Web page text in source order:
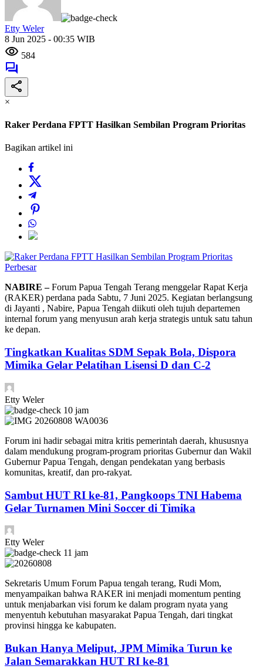
Etty Weler
8 Jun 2025 - 00:35 WIB
584
×
Raker Perdana FPTT Hasilkan Sembilan Program Prioritas
Bagikan artikel ini
Perbesar
NABIRE –Forum Papua Tengah Terang menggelar Rapat Kerja
(RAKER) perdana pada Sabtu, 7 Juni 2025. Kegiatan berlangsung
di Jayanti , Nabire, Papua Tengah diikuti oleh tujuh departemen
internal forum yang menyusun arah kerja strategis untuk satu tahun
ke depan.
Tingkatkan Kualitas SDM Sepak Bola, Dispora
Mimika Gelar Pelatihan Lisensi D dan C-2
Etty Weler
10 jam
Forum ini hadir sebagai mitra kritis pemerintah daerah, khususnya
dalam mendukung program-program prioritas Gubernur dan Wakil
Gubernur Papua Tengah, dengan pendekatan yang berbasis
komunitas, kreatif, dan pro-rakyat.
Sambut HUT RI ke-81, Pangkoops TNI Habema
Gelar Turnamen Mini Soccer di Timika
Etty Weler
11 jam
Sekretaris Umum Forum Papua tengah terang, Rudi Mom,
menyampaikan bahwa RAKER ini menjadi momentum penting
untuk menjabarkan visi forum ke dalam program nyata yang
menyentuh kebutuhan masyarakat Papua Tengah, dari tingkat
provinsi hingga ke kabupaten.
Bukan Hanya Meliput, JPM Mimika Turun ke
Jalan Semarakkan HUT RI ke-81